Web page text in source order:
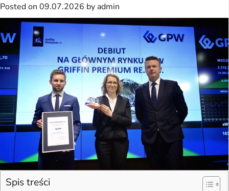
Posted on 09.07.2026 by admin
Spis treści